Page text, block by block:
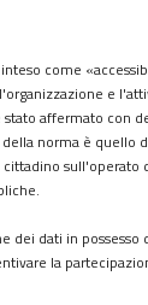
come
e
affermato con
norma è quello
sull'operato
dei dati in
la